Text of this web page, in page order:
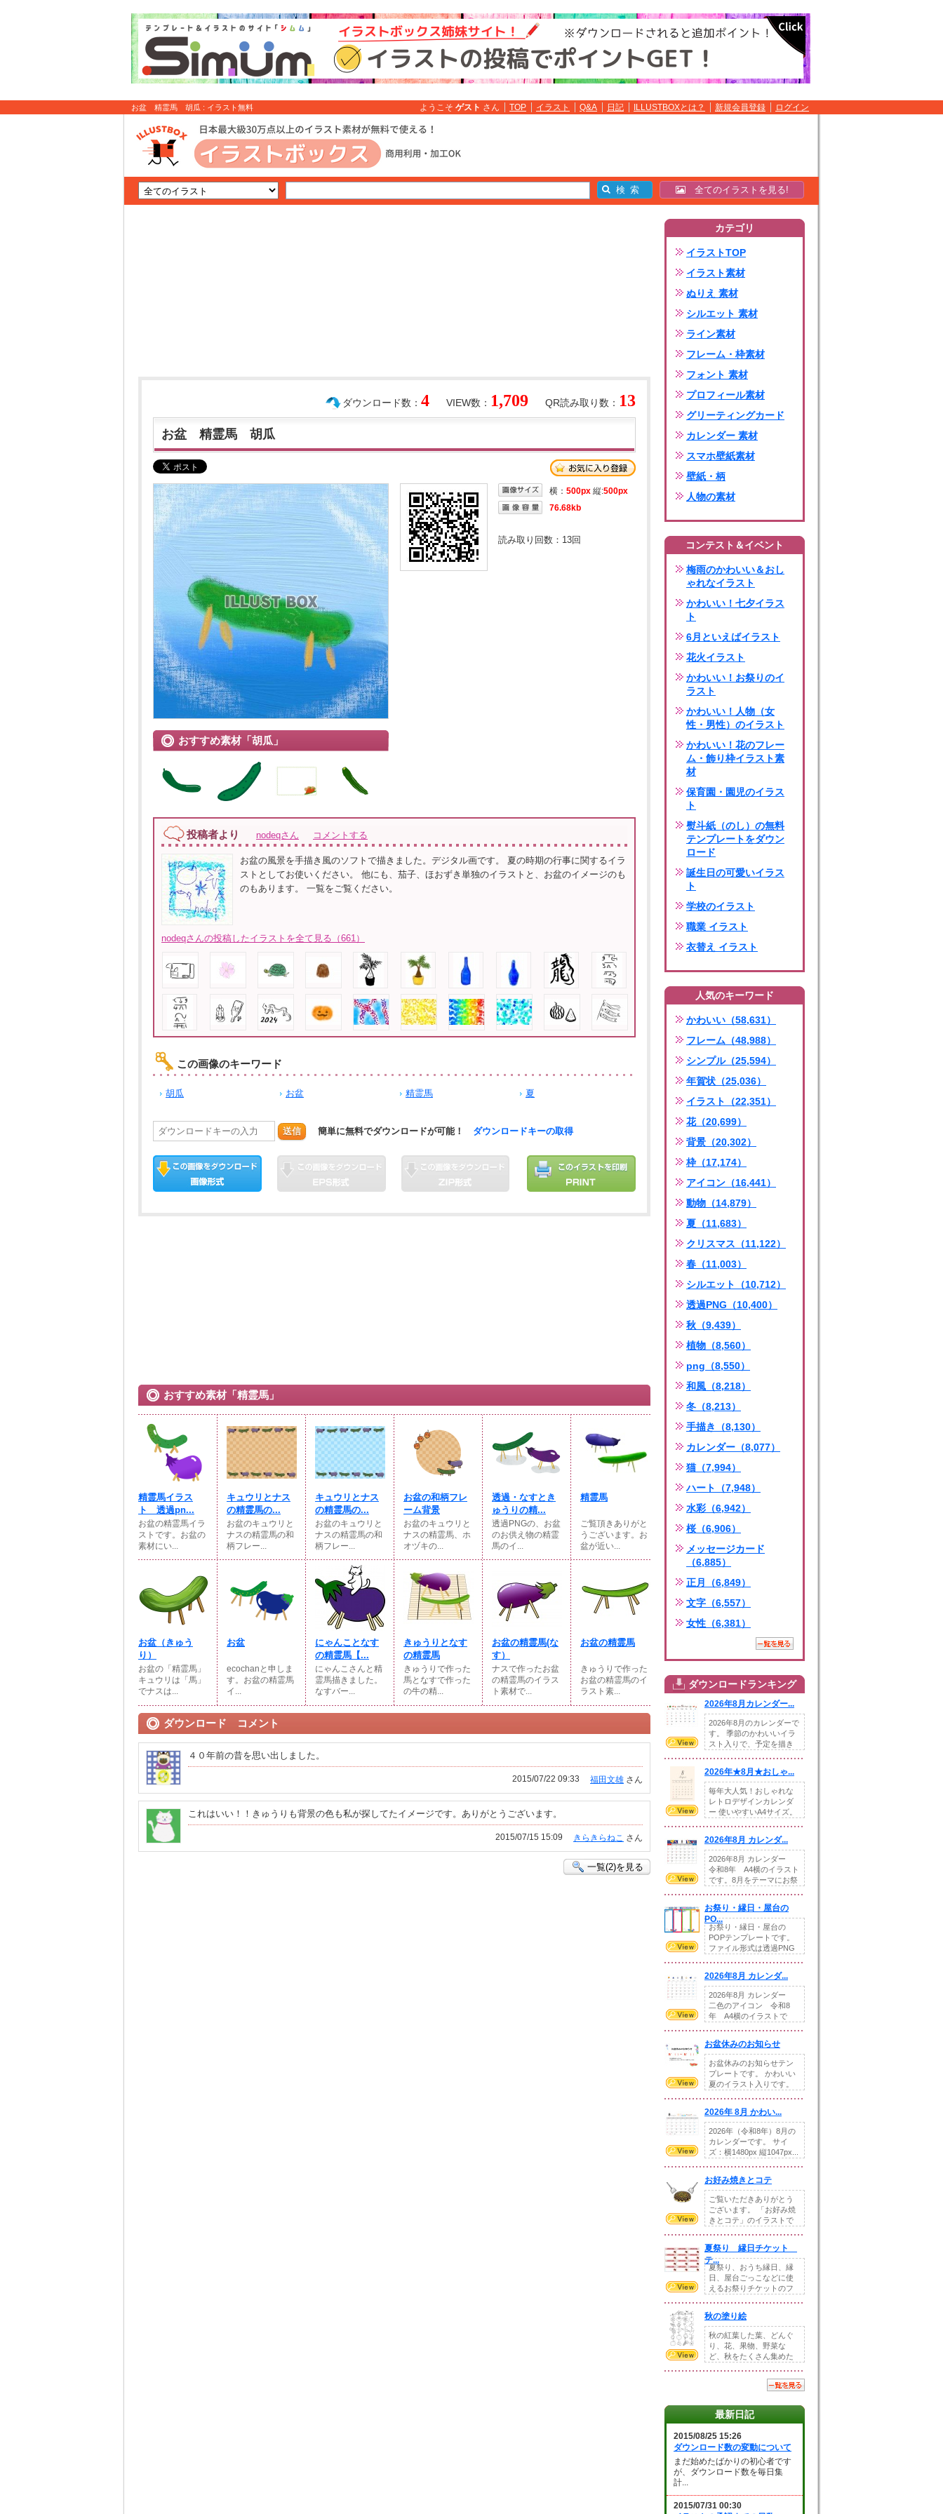
お盆 精霊馬 胡瓜 : イラスト無料 ようこそ ゲスト さん TOP イラスト Q&A 日記 ILLUSTBOXとは？ 新規会員登録 ログイン
全てのイラストを見る!
QR読み取り数： 13
VIEW数： 1,709
ダウンロード数： 4
お盆 精霊馬 胡瓜
おすすめ素材「胡瓜」
横： 500px 縦:500px
76.68kb
読み取り回数： 13回
投稿者より nodeqさん コメントする
お盆の風景を手描き風のソフトで描きました。デジタル画です。 夏の時期の行事に関するイラ
ストとしてお使いください。 他にも、茄子、ほおずき単独のイラストと、お盆のイメージのも
のもあります。 一覧をご覧ください。
nodeqさんの投稿したイラストを全て見る（661）
この画像のキーワード
胡瓜 お盆 精霊馬 夏
送信 簡単に無料でダウンロードが可能！ ダウンロードキーの取得
おすすめ素材「精霊馬」
精霊馬イラス
ト 透過pn...
お盆の精霊馬イラ
ストです。お盆の
素材にい...
キュウリとナス
の精霊馬の...
お盆のキュウリと
ナスの精霊馬の和
柄フレー...
キュウリとナス
の精霊馬の...
お盆のキュウリと
ナスの精霊馬の和
柄フレー...
お盆の和柄フレ
ーム背景
お盆のキュウリと
ナスの精霊馬、ホ
オヅキの...
透過・なすとき
ゅうりの精...
透過PNGの、お盆
のお供え物の精霊
馬のイ...
精霊馬
ご覧頂きありがと
うございます。お
盆が近い...
お盆（きゅう
り）
お盆の「精霊馬」
キュウリは「馬」
でナスは...
お盆
ecochanと申しま
す。お盆の精霊馬
イ...
にゃんことなす
の精霊馬【...
にゃんこさんと精
霊馬描きました。
なすバー...
きゅうりとなす
の精霊馬
きゅうりで作った
馬となすで作った
の牛の精...
お盆の精霊馬(な
す）
ナスで作ったお盆
の精霊馬のイラス
ト素材で...
お盆の精霊馬
きゅうりで作った
お盆の精霊馬のイ
ラスト素...
ダウンロード コメント
４０年前の昔を思い出しました。
福田文雄 さん
2015/07/22 09:33
これはいい！！きゅうりも背景の色も私が探してたイメージです。ありがとうございます。
きらきらねこ さん
2015/07/15 15:09
一覧(2)を見る
カテゴリ
イラストTOP
イラスト素材
ぬりえ 素材
シルエット 素材
ライン素材
フレーム・枠素材
フォント 素材
プロフィール素材
グリーティングカード
カレンダー 素材
スマホ壁紙素材
壁紙・柄
人物の素材
コンテスト＆イベント
梅雨のかわいい＆おし
ゃれなイラスト
かわいい！七夕イラス
ト
6月といえばイラスト
花火イラスト
かわいい！お祭りのイ
ラスト
かわいい！人物（女
性・男性）のイラスト
かわいい！花のフレー
ム・飾り枠イラスト素
材
保育園・園児のイラス
ト
熨斗紙（のし）の無料
テンプレートをダウン
ロード
誕生日の可愛いイラス
ト
学校のイラスト
職業 イラスト
衣替え イラスト
人気のキーワード
かわいい（58,631）
フレーム（48,988）
シンプル（25,594）
年賀状（25,036）
イラスト（22,351）
花（20,699）
背景（20,302）
枠（17,174）
アイコン（16,441）
動物（14,879）
夏（11,683）
クリスマス（11,122）
春（11,003）
シルエット（10,712）
透過PNG（10,400）
秋（9,439）
植物（8,560）
png（8,550）
和風（8,218）
冬（8,213）
手描き（8,130）
カレンダー（8,077）
猫（7,994）
ハート（7,948）
水彩（6,942）
桜（6,906）
メッセージカード
（6,885）
正月（6,849）
文字（6,557）
女性（6,381）
ダウンロードランキング
2026年8月カレンダー...
2026年8月のカレンダーで
す。 季節のかわいいイラ
スト入りで、予定を描き
2026年★8月★おしゃ...
毎年大人気！おしゃれな
レトロデザインカレンダ
ー 使いやすいA4サイズ。
2026年8月 カレンダ...
2026年8月 カレンダー
令和8年 A4横のイラスト
です。8月をテーマにお祭
お祭り・縁日・屋台の
PO...
お祭り・縁日・屋台の
POPテンプレートです。
ファイル形式は透過PNG
2026年8月 カレンダ...
2026年8月 カレンダー
二色のアイコン 令和8
年 A4横のイラストで
お盆休みのお知らせ
お盆休みのお知らせテン
プレートです。 かわいい
夏のイラスト入りです。
2026年 8月 かわい...
2026年（令和8年）8月の
カレンダーです。 サイ
ズ：横1480px 縦1047px...
お好み焼きとコテ
ご覧いただきありがとう
ございます。 「お好み焼
きとコテ」のイラストで
夏祭り 縁日チケット
テ...
夏祭り、おうち縁日、縁
日、屋台ごっこなどに使
えるお祭りチケットのフ
秋の塗り絵
秋の紅葉した葉、どんぐ
り、花、果物、野菜な
ど、秋をたくさん集めた
最新日記
2015/08/25 15:26
ダウンロード数の変動について
まだ始めたばかりの初心者です
が、ダウンロード数を毎日集
計...
2015/07/31 00:30